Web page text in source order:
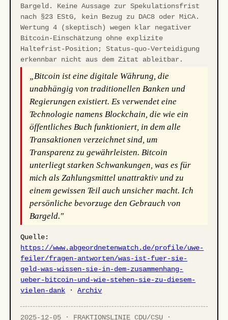
Bargeld. Keine Aussage zur Spekulationsfrist
nach §23 EStG, kein Bezug zu DAC8 oder MiCA.
Wertung 4 (skeptisch) wegen klar negativer
Bitcoin-Einschätzung ohne explizite
Haltefrist-Position; Status-quo-Verteidigung
erkennbar nicht aus dem Zitat ableitbar.
„Bitcoin ist eine digitale Währung, die
unabhängig von traditionellen Banken und
Regierungen existiert. Es verwendet eine
Technologie namens Blockchain, die wie ein
öffentliches Buch funktioniert, in dem alle
Transaktionen verzeichnet sind, um
Transparenz zu gewährleisten. Bitcoin
unterliegt starken Schwankungen, was es für
mich als Zahlungsmittel unattraktiv und zu
einem gewissen Teil auch unsicher macht. Ich
persönliche bevorzuge den Gebrauch von
Bargeld."
Quelle:
https://www.abgeordnetenwatch.de/profile/uwe-
feiler/fragen-antworten/was-ist-fuer-sie-
geld-was-wissen-sie-in-dem-zusammenhang-
ueber-bitcoin-und-wie-stehen-sie-zu-diesem-
vielen-dank ·Archiv
2025-12-05 · FRAKTIONSLINIE CDU/CSU ·